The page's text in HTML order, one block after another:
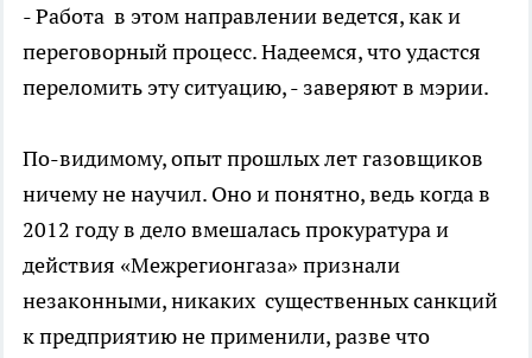
- Работа в этом направлении ведется, как и
переговорный процесс. Надеемся, что удастся
переломить эту ситуацию, - заверяют в мэрии.
По-видимому, опыт прошлых лет газовщиков
ничему не научил. Оно и понятно, ведь когда в
2012 году в дело вмешалась прокуратура и
действия «Межрегионгаза» признали
незаконными, никаких существенных санкций
к предприятию не применили, разве что